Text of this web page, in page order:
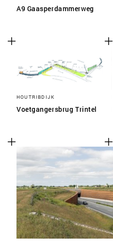
A9 Gaasperdammerweg
HOUTRIBDIJK
Voetgangersbrug Trintel